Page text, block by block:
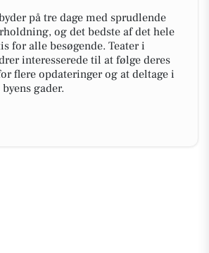
på tre dage med sprudlende
og det bedste af det hele
for alle besøgende. Teater i
interesserede til at følge deres
flere opdateringer og at deltage i
gader.